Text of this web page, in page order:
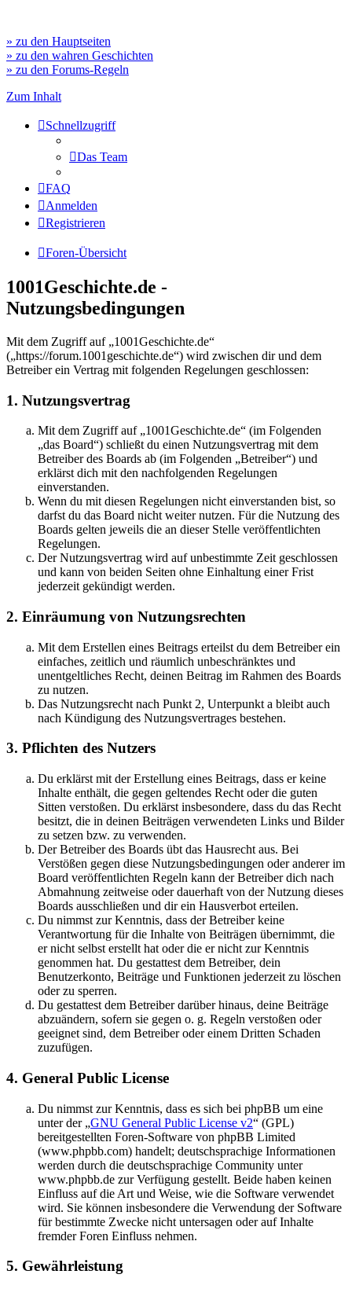
» zu den Hauptseiten
» zu den wahren Geschichten
» zu den Forums-Regeln
Zum Inhalt
Schnellzugriff
Das Team
FAQ
Anmelden
Registrieren
Foren-Übersicht
1001Geschichte.de -
Nutzungsbedingungen
Mit dem Zugriff auf „1001Geschichte.de“
(„https://forum.1001geschichte.de“) wird zwischen dir und dem
Betreiber ein Vertrag mit folgenden Regelungen geschlossen:
1. Nutzungsvertrag
Mit dem Zugriff auf „1001Geschichte.de“ (im Folgenden
„das Board“) schließt du einen Nutzungsvertrag mit dem
Betreiber des Boards ab (im Folgenden „Betreiber“) und
erklärst dich mit den nachfolgenden Regelungen
einverstanden.
Wenn du mit diesen Regelungen nicht einverstanden bist, so
darfst du das Board nicht weiter nutzen. Für die Nutzung des
Boards gelten jeweils die an dieser Stelle veröffentlichten
Regelungen.
Der Nutzungsvertrag wird auf unbestimmte Zeit geschlossen
und kann von beiden Seiten ohne Einhaltung einer Frist
jederzeit gekündigt werden.
2. Einräumung von Nutzungsrechten
Mit dem Erstellen eines Beitrags erteilst du dem Betreiber ein
einfaches, zeitlich und räumlich unbeschränktes und
unentgeltliches Recht, deinen Beitrag im Rahmen des Boards
zu nutzen.
Das Nutzungsrecht nach Punkt 2, Unterpunkt a bleibt auch
nach Kündigung des Nutzungsvertrages bestehen.
3. Pflichten des Nutzers
Du erklärst mit der Erstellung eines Beitrags, dass er keine
Inhalte enthält, die gegen geltendes Recht oder die guten
Sitten verstoßen. Du erklärst insbesondere, dass du das Recht
besitzt, die in deinen Beiträgen verwendeten Links und Bilder
zu setzen bzw. zu verwenden.
Der Betreiber des Boards übt das Hausrecht aus. Bei
Verstößen gegen diese Nutzungsbedingungen oder anderer im
Board veröffentlichten Regeln kann der Betreiber dich nach
Abmahnung zeitweise oder dauerhaft von der Nutzung dieses
Boards ausschließen und dir ein Hausverbot erteilen.
Du nimmst zur Kenntnis, dass der Betreiber keine
Verantwortung für die Inhalte von Beiträgen übernimmt, die
er nicht selbst erstellt hat oder die er nicht zur Kenntnis
genommen hat. Du gestattest dem Betreiber, dein
Benutzerkonto, Beiträge und Funktionen jederzeit zu löschen
oder zu sperren.
Du gestattest dem Betreiber darüber hinaus, deine Beiträge
abzuändern, sofern sie gegen o. g. Regeln verstoßen oder
geeignet sind, dem Betreiber oder einem Dritten Schaden
zuzufügen.
4. General Public License
Du nimmst zur Kenntnis, dass es sich bei phpBB um eine
unter der „GNU General Public License v2“ (GPL)
bereitgestellten Foren-Software von phpBB Limited
(www.phpbb.com) handelt; deutschsprachige Informationen
werden durch die deutschsprachige Community unter
www.phpbb.de zur Verfügung gestellt. Beide haben keinen
Einfluss auf die Art und Weise, wie die Software verwendet
wird. Sie können insbesondere die Verwendung der Software
für bestimmte Zwecke nicht untersagen oder auf Inhalte
fremder Foren Einfluss nehmen.
5. Gewährleistung